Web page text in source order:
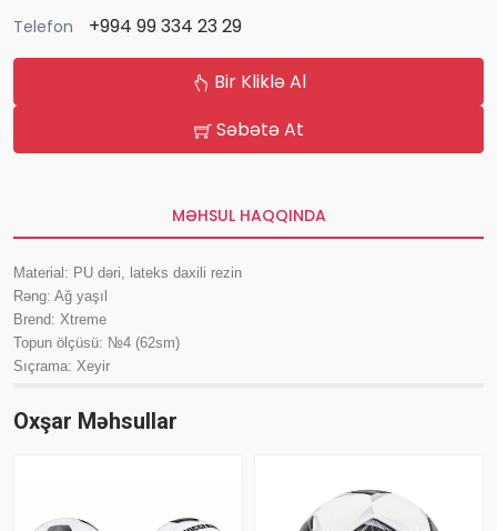
Telefon
+994 99 334 23 29
Bir Kliklə Al
Səbətə At
MƏHSUL HAQQINDA
Material: PU dəri, lateks daxili rezin
Rəng: Ağ yaşıl
Brend: Xtreme
Topun ölçüsü: №4 (62sm)
Sıçrama: Xeyir
Oxşar Məhsullar